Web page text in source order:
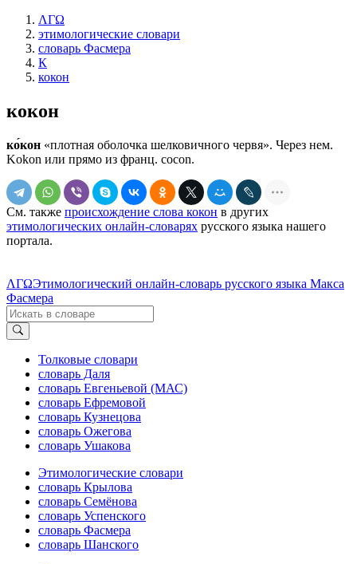
ΛΓΩ
этимологические словари
словарь Фасмера
К
кокон
кокон
ко́кон «плотная оболочка шелковичного червя». Через нем.
Kоkоn или прямо из франц. сосоn.
См. также происхождение слова кокон в других
этимологических онлайн-словарях русского языка нашего
портала.
ΛΓΩЭтимологический онлайн-словарь русского языка Макса
Фасмера
Толковые словари
словарь Даля
словарь Евгеньевой (МАС)
словарь Ефремовой
словарь Кузнецова
словарь Ожегова
словарь Ушакова
Этимологические словари
словарь Крылова
словарь Семёнова
словарь Успенского
словарь Фасмера
словарь Шанского